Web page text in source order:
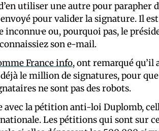
utiliser une autre pour parapher
pour valider la signature. Il
inconnu·e ou, pourquoi pas, le
son e-mail.
France info, ont remarqué qu’il
le million de signatures, pour
ne sont pas des robots.
la pétition anti-loi Duplomb,
nationale. Les pétitions qui sont